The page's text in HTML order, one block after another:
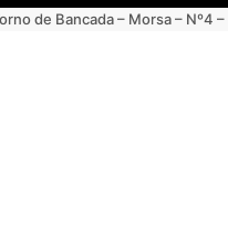
de Bancada – Morsa – Nº4